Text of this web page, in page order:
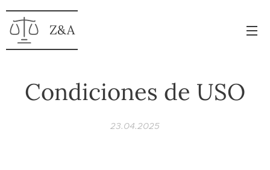
Z&A
Condiciones de USO
23.04.2025